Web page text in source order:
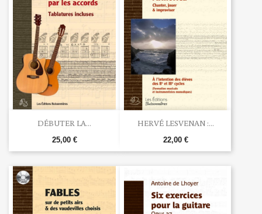
DÉBUTER LA...
25,00 €
HERVÉ LESVENAN :...
22,00 €